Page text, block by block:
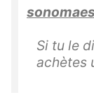
Si tu le
achètes